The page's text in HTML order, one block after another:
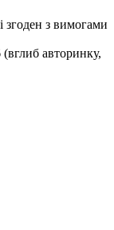
ставлять собі
що двигун почав
поширених
постає питання
палива та олифи,
та паузами або,
відмовляється
і згоден з вимогами
авторинку,